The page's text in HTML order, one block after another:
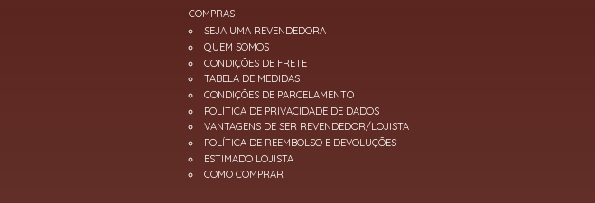
COMPRAS
SEJA UMA REVENDEDORA
QUEM SOMOS
CONDIÇÕES DE FRETE
TABELA DE MEDIDAS
CONDIÇÕES DE PARCELAMENTO
POLÍTICA DE PRIVACIDADE DE DADOS
VANTAGENS DE SER REVENDEDOR/LOJISTA
POLÍTICA DE REEMBOLSO E DEVOLUÇÕES
ESTIMADO LOJISTA
COMO COMPRAR